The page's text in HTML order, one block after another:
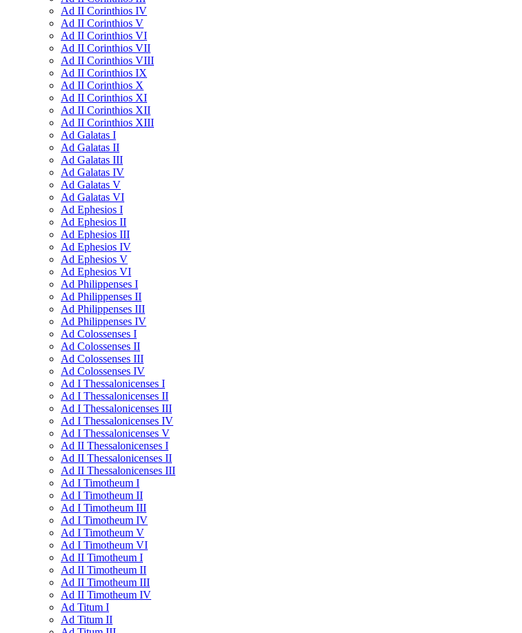
Ad II Corinthios IV
Ad II Corinthios V
Ad II Corinthios VI
Ad II Corinthios VII
Ad II Corinthios VIII
Ad II Corinthios IX
Ad II Corinthios X
Ad II Corinthios XI
Ad II Corinthios XII
Ad II Corinthios XIII
Ad Galatas I
Ad Galatas II
Ad Galatas III
Ad Galatas IV
Ad Galatas V
Ad Galatas VI
Ad Ephesios I
Ad Ephesios II
Ad Ephesios III
Ad Ephesios IV
Ad Ephesios V
Ad Ephesios VI
Ad Philippenses I
Ad Philippenses II
Ad Philippenses III
Ad Philippenses IV
Ad Colossenses I
Ad Colossenses II
Ad Colossenses III
Ad Colossenses IV
Ad I Thessalonicenses I
Ad I Thessalonicenses II
Ad I Thessalonicenses III
Ad I Thessalonicenses IV
Ad I Thessalonicenses V
Ad II Thessalonicenses I
Ad II Thessalonicenses II
Ad II Thessalonicenses III
Ad I Timotheum I
Ad I Timotheum II
Ad I Timotheum III
Ad I Timotheum IV
Ad I Timotheum V
Ad I Timotheum VI
Ad II Timotheum I
Ad II Timotheum II
Ad II Timotheum III
Ad II Timotheum IV
Ad Titum I
Ad Titum II